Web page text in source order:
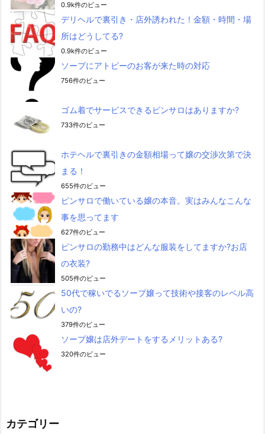
0.9k件のビュー
デリヘルで裏引き・店外誘われた！金額・時間・場
所はどうしてる?
0.9k件のビュー
ソープにアトピーのお客が来た時の対応
756件のビュー
ゴム着でサービスできるピンサロはありますか?
733件のビュー
ホテヘルで裏引きの金額相場って嬢の交渉次第で決
まる！
655件のビュー
ピンサロで働いている嬢の本音。実はみんなこんな
事を思ってます
627件のビュー
ピンサロの勤務中はどんな服装をしてますか?お店
の衣装?
505件のビュー
50代で稼いでるソープ嬢って技術や接客のレベル高
いの?
379件のビュー
ソープ嬢は店外デートをするメリットある?
320件のビュー
カテゴリー